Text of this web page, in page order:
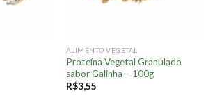
ALIMENTO VEGETAL
Proteína Vegetal Granulado
sabor Galinha – 100g
R$3,55